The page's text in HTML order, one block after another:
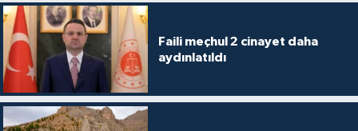
Faili meçhul 2 cinayet daha
aydınlatıldı